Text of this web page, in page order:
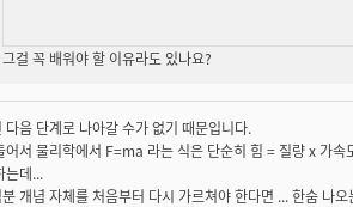
그걸 꼭 배워야 할 이유라도 있나요?
다음 단계로 나아갈 수가 없기 때문입니다.
어서 물리학에서 F=ma 라는 식은 단순히 힘 = 질량 x 가
는데...
개념 자체를 처음부터 다시 가르쳐야 한다면 ... 한숨 나